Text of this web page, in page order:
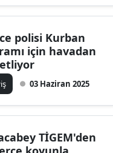
polisi Kurban
için havadan
03 Haziran 2025
TİGEM'den